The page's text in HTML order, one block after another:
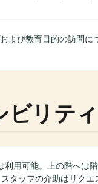
よび教育目的の訪問に
ビリティ
利用可能。上の階へは
スタッフの介助はリクエ